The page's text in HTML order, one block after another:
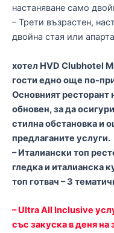
настаняване само
–Трети възрастен,
двойна стая или
хотел HVD Clubhotel
гости едно още по-
Основният ресторант
обновен, за да
стилна обстановка и
предлаганите услуги.
– Италиански топ
гледка и италианска
топ готвач – 3
– Ultra All Inclusive
със закуска в деня на